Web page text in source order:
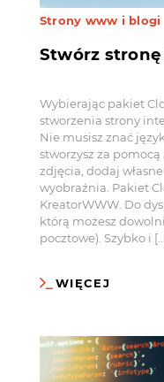
Strony www i blogi
Stwórz
Wybierając pakiet
stworzenia strony
Nie musisz znać
stworzysz za
zdjęcia, dodaj
wyobraźnia. Pakiet
KreatorWWW. Do
którą możesz
pocztowe). Szybko i
WIĘCEJ